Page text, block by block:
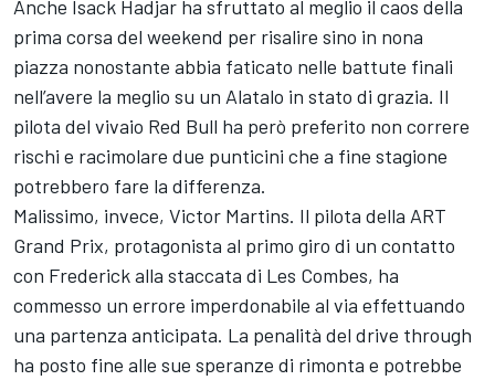
Anche Isack Hadjar ha sfruttato al meglio il caos della
prima corsa del weekend per risalire sino in nona
piazza nonostante abbia faticato nelle battute finali
nell’avere la meglio su un Alatalo in stato di grazia. Il
pilota del vivaio Red Bull ha però preferito non correre
rischi e racimolare due punticini che a fine stagione
potrebbero fare la differenza.
Malissimo, invece, Victor Martins. Il pilota della ART
Grand Prix, protagonista al primo giro di un contatto
con Frederick alla staccata di Les Combes, ha
commesso un errore imperdonabile al via effettuando
una partenza anticipata. La penalità del drive through
ha posto fine alle sue speranze di rimonta e potrebbe